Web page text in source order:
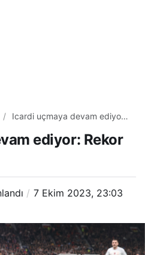
Icardi uçmaya devam ediyor:
ediyor: Rekor
7 Ekim 2023, 23:03